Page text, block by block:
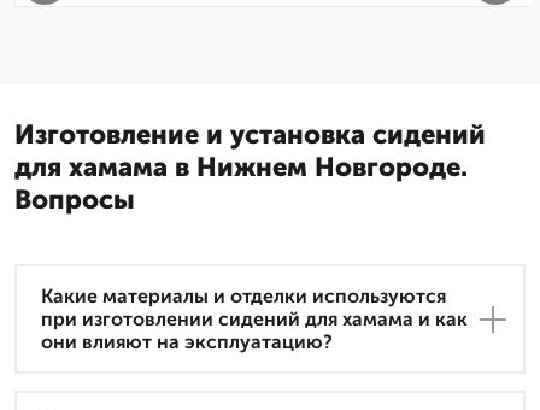
Изготовление и установка сидений
для хамама в Нижнем Новгороде.
Вопросы
Какие материалы и отделки используются
при изготовлении сидений для хамама и как
они влияют на эксплуатацию?